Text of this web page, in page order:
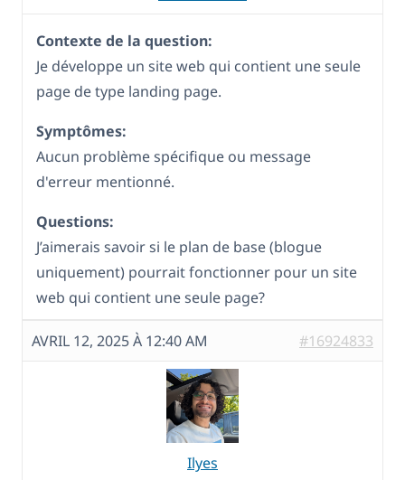
Contexte de la question:
Je développe un site web qui contient une seule
page de type landing page.
Symptômes:
Aucun problème spécifique ou message
d'erreur mentionné.
Questions:
J’aimerais savoir si le plan de base (blogue
uniquement) pourrait fonctionner pour un site
web qui contient une seule page?
AVRIL 12, 2025 À 12:40 AM #16924833
Ilyes